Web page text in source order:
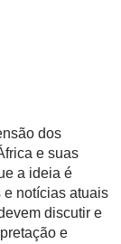
dos
e suas
a ideia é
e notícias atuais
discutir e
e